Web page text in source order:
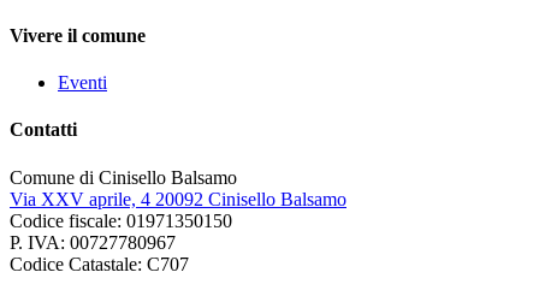
Vivere il comune
Eventi
Contatti
Comune di Cinisello Balsamo
Via XXV aprile, 4 20092 Cinisello Balsamo
Codice fiscale: 01971350150
P. IVA: 00727780967
Codice Catastale: C707